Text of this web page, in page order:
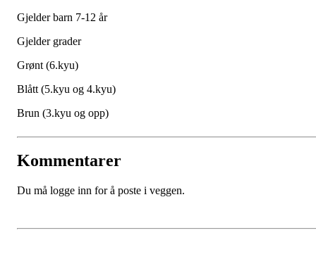
Gjelder barn 7-12 år
Gjelder grader
Grønt (6.kyu)
Blått (5.kyu og 4.kyu)
Brun (3.kyu og opp)
Kommentarer
Du må logge inn for å poste i veggen.